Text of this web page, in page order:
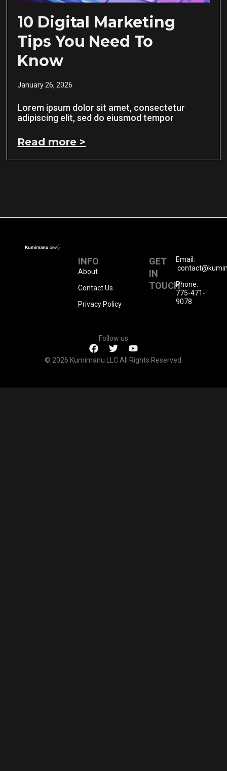
10 Digital Marketing
Tips You Need To
Know
January 26, 2026
Lorem ipsum dolor sit amet, consectetur
adipiscing elit, sed do eiusmod tempor
Read more >
INFO
About
Contact Us
Privacy Policy
GET
IN
TOUCH
Email:
Phone:
775-471-
9078
Follow us
© 2026 Kumimanu LLC All Rights Reserved.